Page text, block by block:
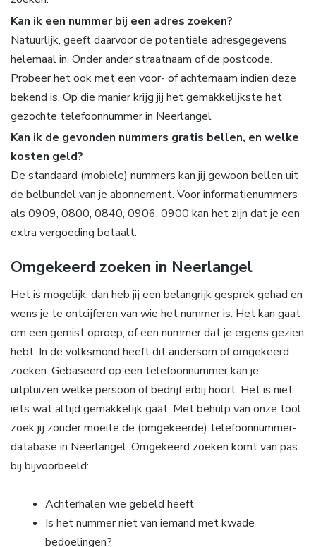
Kan ik een nummer bij een adres zoeken?
Natuurlijk, geeft daarvoor de potentiele adresgegevens
helemaal in. Onder ander straatnaam of de postcode.
Probeer het ook met een voor- of achternaam indien deze
bekend is. Op die manier krijg jij het gemakkelijkste het
gezochte telefoonnummer in Neerlangel
Kan ik de gevonden nummers gratis bellen, en welke
kosten geld?
De standaard (mobiele) nummers kan jij gewoon bellen uit
de belbundel van je abonnement. Voor informatienummers
als 0909, 0800, 0840, 0906, 0900 kan het zijn dat je een
extra vergoeding betaalt.
Omgekeerd zoeken in Neerlangel
Het is mogelijk: dan heb jij een belangrijk gesprek gehad en
wens je te ontcijferen van wie het nummer is. Het kan gaat
om een gemist oproep, of een nummer dat je ergens gezien
hebt. In de volksmond heeft dit andersom of omgekeerd
zoeken. Gebaseerd op een telefoonnummer kan je
uitpluizen welke persoon of bedrijf erbij hoort. Het is niet
iets wat altijd gemakkelijk gaat. Met behulp van onze tool
zoek jij zonder moeite de (omgekeerde) telefoonnummer-
database in Neerlangel. Omgekeerd zoeken komt van pas
bij bijvoorbeeld:
Achterhalen wie gebeld heeft
Is het nummer niet van iemand met kwade
bedoelingen?